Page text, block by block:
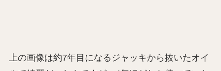
上の画像は約7年目になるジャッキから抜いたオイ